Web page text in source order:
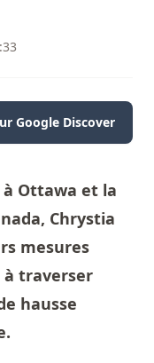
Google Discover
Ottawa et la
Chrystia
mesures
à traverser
hausse